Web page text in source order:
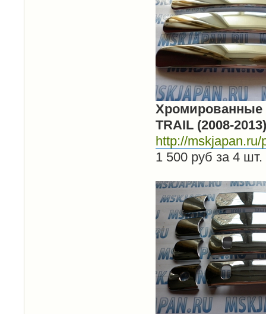
TRAIL (2008-2013)
http://
1 500 руб за 4 шт.